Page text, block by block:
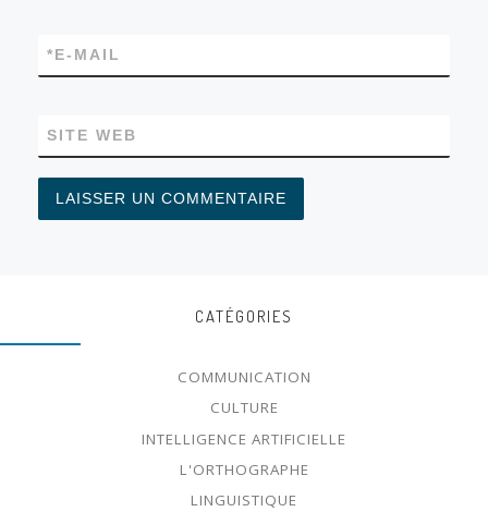
E-MAIL
*
SITE WEB
CATÉGORIES
COMMUNICATION
CULTURE
INTELLIGENCE ARTIFICIELLE
L'ORTHOGRAPHE
LINGUISTIQUE